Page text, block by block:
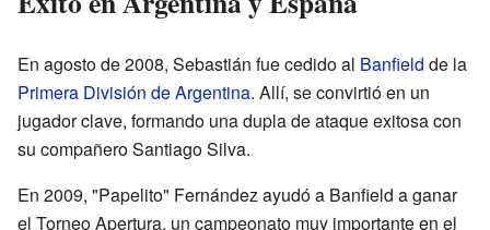
En agosto de 2008, Sebastián fue cedido al Banfield de la
Primera División de Argentina. Allí, se convirtió en un
jugador clave, formando una dupla de ataque exitosa con
su compañero Santiago Silva.
En 2009, "Papelito" Fernández ayudó a Banfield a ganar
el Torneo Apertura, un campeonato muy importante en el